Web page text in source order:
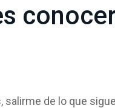
salirme de lo que